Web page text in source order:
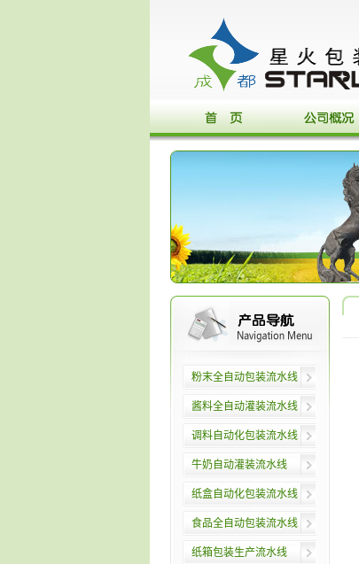
粉末全自动包装流水线
酱料全自动灌装流水线
调料自动化包装流水线
牛奶自动灌装流水线
纸盒自动化包装流水线
食品全自动包装流水线
纸箱包装生产流水线